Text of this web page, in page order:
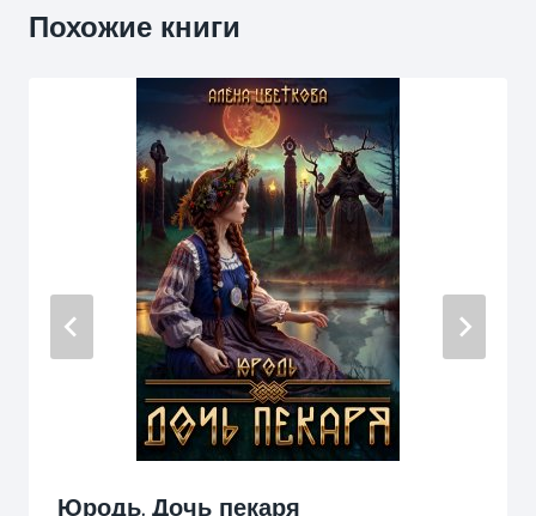
Похожие книги
Юродь. Дочь пекаря